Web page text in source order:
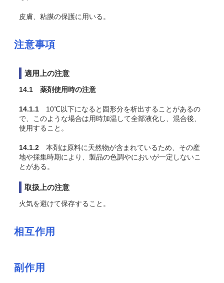
皮膚、粘膜の保護に用いる。
注意事項
適用上の注意
14.1 薬剤使用時の注意
14.1.1 10℃以下になると固形分を析出することがあるの
で、このような場合は用時加温して全部液化し、混合後、
使用すること。
14.1.2 本剤は原料に天然物が含まれているため、その産
地や採集時期により、製品の色調やにおいが一定しないこ
とがある。
取扱上の注意
火気を避けて保存すること。
相互作用
副作用